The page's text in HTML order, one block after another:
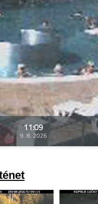
11:09
9. 8. 2026